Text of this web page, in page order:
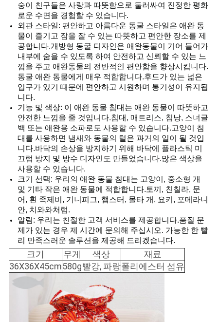
BLOG/NEWS
트
PRIVACY
POLICY
숭이 친구들은 사랑과 따뜻함으로 둘러싸여 진정한 평화
로운 수면을 경험할 수 있습니다.
외관 스타일: 편안하고 아름다운 동굴 스타일은 애완 동
물이 즐기고 잠을 잘 수 있는 따뜻하고 편안한 장소를 제
공합니다.개방형 동굴 디자인은 애완동물이 기어 들어가
내부에 숨을 수 있도록 하여 안전하고 신뢰할 수 있는 느
낌을 주고 애완동물의 전반적인 편안함을 향상시킵니다.
동굴 애완 동물에게 매우 적합합니다.후드가 있는 넓은
입구가 있기 때문에 편안하고 시원하며 통기성이 유지됩
니다.
기능 및 색상: 이 애완 동물 침대는 애완 동물이 따뜻하고
안전한 느낌을 줄 것입니다.침대, 매트리스, 침낭, 스너글
백 또는 애완용 소파로도 사용할 수 있습니다.고양이 침
대를 사용하면 냄새와 동물의 털은 과거의 일이 될 것입
니다.바닥의 ​​손상을 방지하기 위해 바닥에 플라스틱 미
끄럼 방지 및 방수 디자인도 만들었습니다.많은 색상을
사용할 수 있습니다.
크기 선택: 우리의 애완 동물 침대는 고양이, 중소형 개
및 기타 작은 애완 동물에 적합합니다.토끼, 친칠라, 문
어, 흰 족제비, 기니피그, 햄스터, 몰타 개, 요키, 포메라니
안, 치와와처럼.
알림: 우리는 친절한 고객 서비스를 제공합니다.품질 문
제가 있는 경우 제 시간에 문의해 주십시오. 가능한 한 빨
리 만족스러운 솔루션을 제공해 드리겠습니다.
크기 무게 색상
재료
36X36X45cm580g빨강, 파랑폴리에스터 섬유